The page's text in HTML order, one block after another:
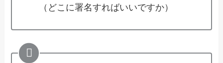
（どこに署名すればいいですか）